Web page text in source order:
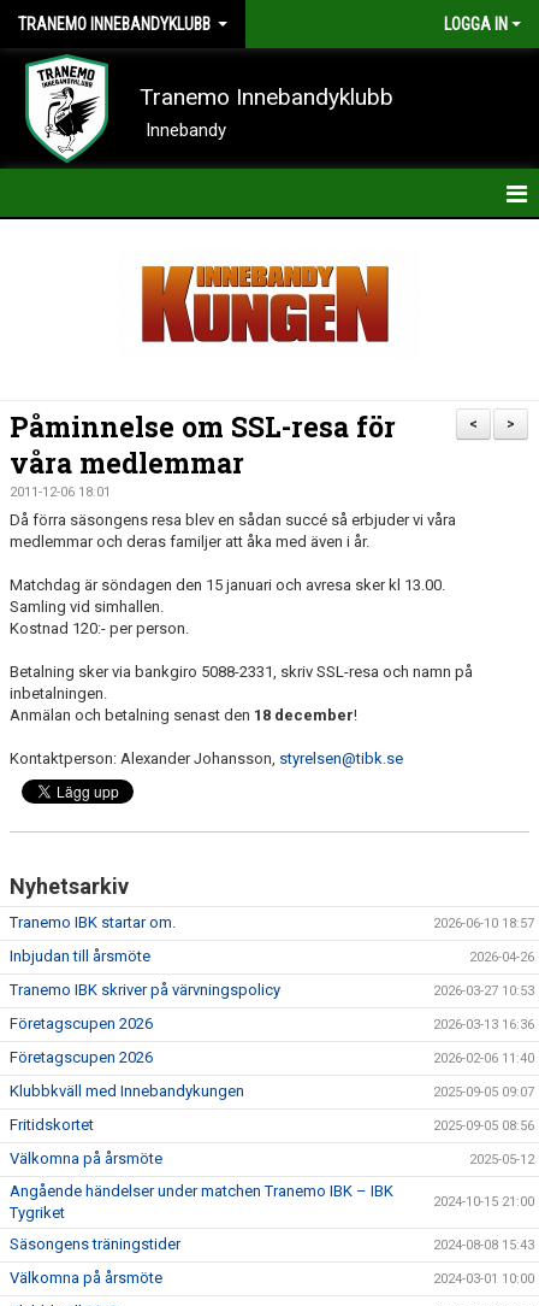
TRANEMO INNEBANDYKLUBB LOGGA IN
Tranemo Innebandyklubb
Innebandy
KALENDER
BILDER
DOKUMENT
VÅRA LAG
FÖRETAGSCUPEN 2026
TRÄNINGSTIDER 2025/26
FÖRENINGSDOMARE
>
<
Påminnelse om SSL-resa för
våra medlemmar
2011-12-06 18:01
Då förra säsongens resa blev en sådan succé så erbjuder vi våra
medlemmar och deras familjer att åka med även i år.
Matchdag är söndagen den 15 januari och avresa sker kl 13.00.
Samling vid simhallen.
Kostnad 120:- per person.
Betalning sker via bankgiro 5088-2331, skriv SSL-resa och namn på
inbetalningen.
Anmälan och betalning senast den 18 december!
Kontaktperson: Alexander Johansson, styrelsen@tibk.se
Nyhetsarkiv
Tranemo IBK startar om. 2026-06-10 18:57
Inbjudan till årsmöte 2026-04-26
Tranemo IBK skriver på värvningspolicy 2026-03-27 10:53
Företagscupen 2026 2026-03-13 16:36
Företagscupen 2026 2026-02-06 11:40
Klubbkväll med Innebandykungen 2025-09-05 09:07
Fritidskortet 2025-09-05 08:56
Välkomna på årsmöte 2025-05-12
Angående händelser under matchen Tranemo IBK – IBK
Tygriket
2024-10-15 21:00
Säsongens träningstider 2024-08-08 15:43
Välkomna på årsmöte 2024-03-01 10:00